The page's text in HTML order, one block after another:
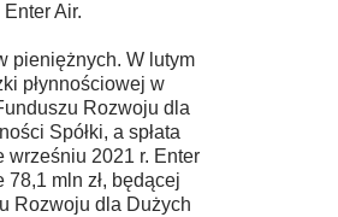
Air.
pieniężnych. W lutym
płynnościowej w
Rozwoju dla
Spółki, a spłata
wrześniu 2021 r. Enter
mln zł, będącej
Rozwoju dla Dużych